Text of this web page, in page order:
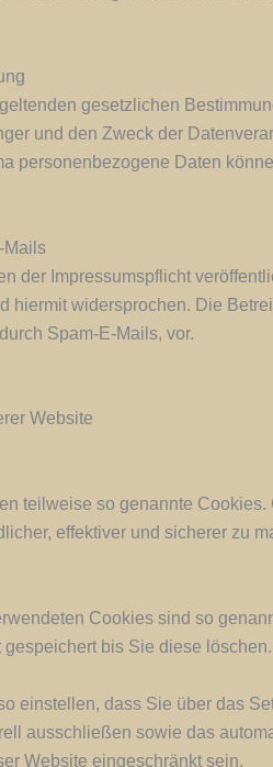
gesetzlichen
und den Zweck der
personenbezogene Daten
Mails
der Impressumspflicht
hiermit widersprochen. Die
Spam-E-Mails, vor.
Website
teilweise so genannte
effektiver und sicherer zu
Cookies sind so
gespeichert bis Sie diese
einstellen, dass Sie über das
ausschließen sowie das
Website eingeschränkt sein.